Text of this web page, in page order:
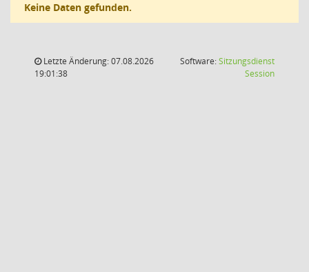
Keine Daten gefunden.
Letzte Änderung: 07.08.2026
19:01:38
Software:Sitzungsdienst
Session(Wird in